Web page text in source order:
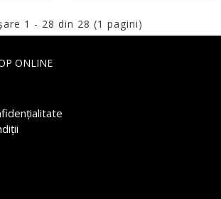
1 - 28 din 28 (1 pagini)
ONLINE